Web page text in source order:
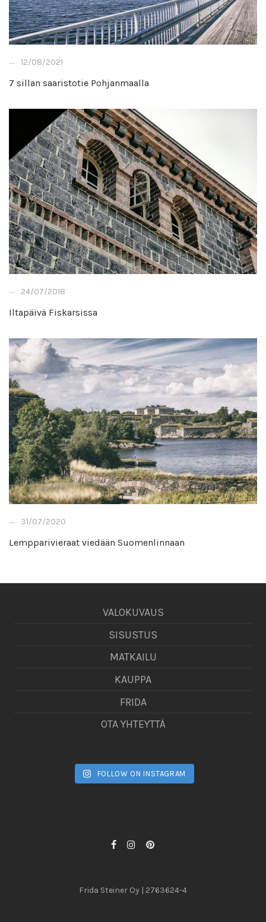
12/08/2021
7 sillan saaristotie Pohjanmaalla
24/07/2018
Iltapäivä Fiskarsissa
31/07/2020
Lempparivieraat viedään Suomenlinnaan
VALOKUVAUS
SISUSTUS
MATKAILU
KAUPPA
FRIDA
OTA YHTEYTTÄ
FOLLOW ON INSTAGRAM
Frida Steiner Oy | 2763624-4